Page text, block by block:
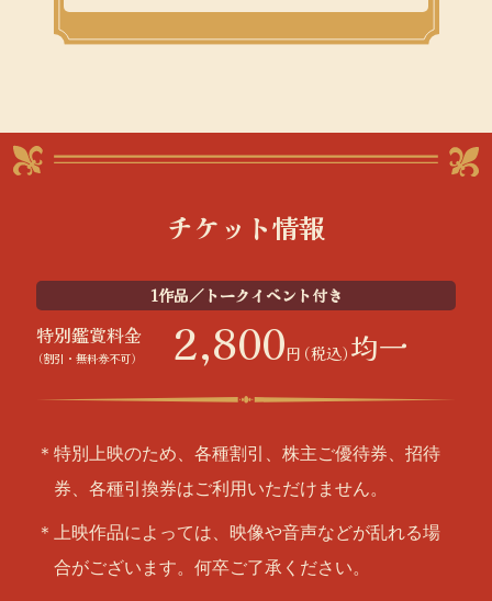
チケット情報
1作品／トークイベント付き
特別鑑賞料金
（割引・無料券不可） 2,800円（税込）均一
＊特別上映のため、各種割引、株主ご優待券、招待
券、各種引換券はご利用いただけません。
＊上映作品によっては、映像や音声などが乱れる場
合がございます。何卒ご了承ください。